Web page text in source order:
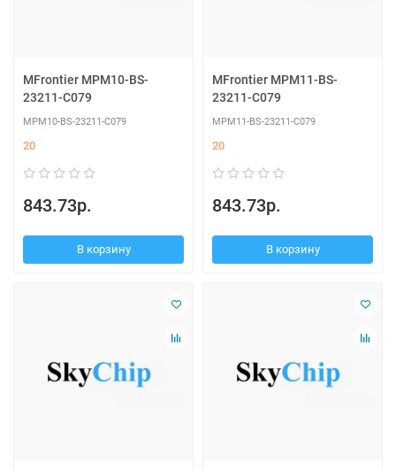
MFrontier MPM10-BS-
23211-C079
MPM10-BS-23211-C079
20
843.73р.
В корзину
MFrontier MPM11-BS-
23211-C079
MPM11-BS-23211-C079
20
843.73р.
В корзину